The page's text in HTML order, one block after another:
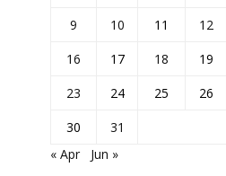
9
10 11 12
16
17 18 19
23
24 25 26
30
31
« Apr
Jun »